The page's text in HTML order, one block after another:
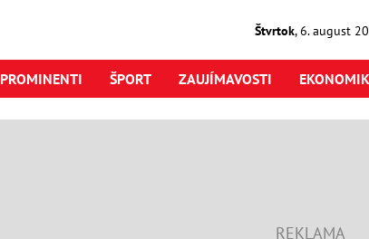
Štvrtok,6. august
PROMINENTI ŠPORT ZAUJÍMAVOSTI